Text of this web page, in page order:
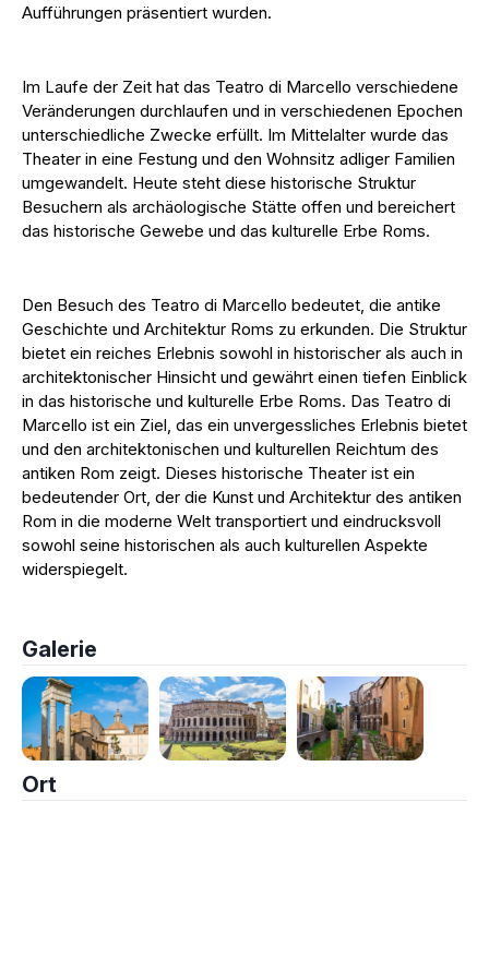
Aufführungen präsentiert wurden.
Im Laufe der Zeit hat das Teatro di Marcello verschiedene
Veränderungen durchlaufen und in verschiedenen Epochen
unterschiedliche Zwecke erfüllt. Im Mittelalter wurde das
Theater in eine Festung und den Wohnsitz adliger Familien
umgewandelt. Heute steht diese historische Struktur
Besuchern als archäologische Stätte offen und bereichert
das historische Gewebe und das kulturelle Erbe Roms.
Den Besuch des Teatro di Marcello bedeutet, die antike
Geschichte und Architektur Roms zu erkunden. Die Struktur
bietet ein reiches Erlebnis sowohl in historischer als auch in
architektonischer Hinsicht und gewährt einen tiefen Einblick
in das historische und kulturelle Erbe Roms. Das Teatro di
Marcello ist ein Ziel, das ein unvergessliches Erlebnis bietet
und den architektonischen und kulturellen Reichtum des
antiken Rom zeigt. Dieses historische Theater ist ein
bedeutender Ort, der die Kunst und Architektur des antiken
Rom in die moderne Welt transportiert und eindrucksvoll
sowohl seine historischen als auch kulturellen Aspekte
widerspiegelt.
Galerie
Ort